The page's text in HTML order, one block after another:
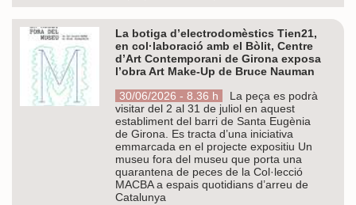
La botiga d’electrodomèstics Tien21,
en col·laboració amb el Bòlit, Centre
d’Art Contemporani de Girona exposa
l’obra Art Make-Up de Bruce Nauman
30/06/2026 - 8.36 h
La peça es podrà
visitar del 2 al 31 de juliol en aquest
establiment del barri de Santa Eugènia
de Girona. Es tracta d’una iniciativa
emmarcada en el projecte expositiu Un
museu fora del museu que porta una
quarantena de peces de la Col·lecció
MACBA a espais quotidians d’arreu de
Catalunya